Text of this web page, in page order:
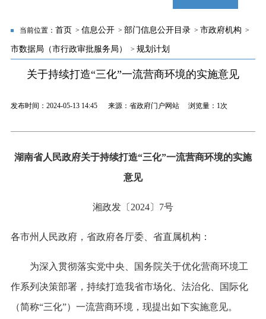
当前位置： 首页 > 信息公开> 部门信息公开目录> 市政府机构 >
市数据局（市行政审批服务局） > 规划计划
关于持续打造“三化”一流营商环境的实施意见
发布时间：2024-05-13 14:45 来源：省政府门户网站 浏览量： 1次
湖南省人民政府关于持续打造“三化”一流营商环境的实施
意见
湘政发〔2024〕7号
各市州人民政府，省政府各厅委、省直属机构：
为深入贯彻落实党中央、国务院关于优化营商环境工
作系列决策部署，持续打造我省市场化、法治化、国际化
（简称“三化”）一流营商环境，现提出如下实施意见。